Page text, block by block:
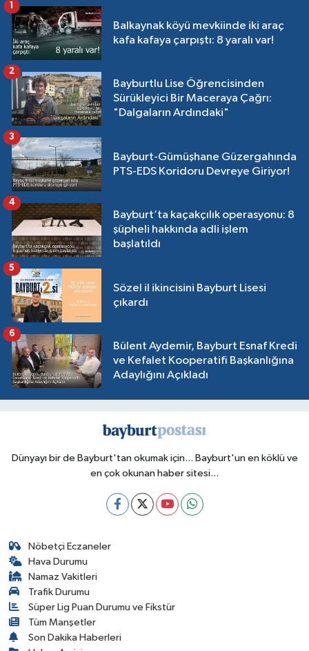
Balkaynak köyü mevkiinde iki araç
kafa kafaya çarpıştı: 8 yaralı var!
1
Bayburtlu Lise Öğrencisinden
Sürükleyici Bir Maceraya Çağrı:
"Dalgaların Ardındaki"
2
Bayburt-Gümüşhane Güzergahında
PTS-EDS Koridoru Devreye Giriyor!
3
Bayburt’ta kaçakçılık operasyonu: 8
şüpheli hakkında adli işlem
başlatıldı
4
Sözel il ikincisini Bayburt Lisesi
çıkardı
5
Bülent Aydemir, Bayburt Esnaf Kredi
ve Kefalet Kooperatifi Başkanlığına
Adaylığını Açıkladı
6
Dünyayı bir de Bayburt'tan okumak için... Bayburt'un en köklü ve
en çok okunan haber sitesi...
Nöbetçi Eczaneler
Hava Durumu
Namaz Vakitleri
Trafik Durumu
Süper Lig Puan Durumu ve Fikstür
Tüm Manşetler
Son Dakika Haberleri